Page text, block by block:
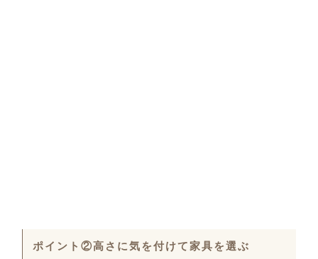
ポイント②高さに気を付けて家具を選ぶ